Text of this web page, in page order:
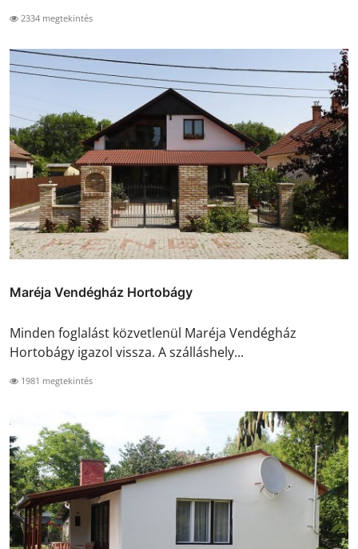
2334 megtekintés
Maréja Vendégház Hortobágy
Minden foglalást közvetlenül Maréja Vendégház
Hortobágy igazol vissza. A szálláshely...
1981 megtekintés